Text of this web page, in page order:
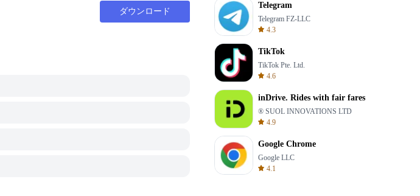
ダウンロード
Telegram
Telegram FZ-LLC
4.3
TikTok
TikTok Pte. Ltd.
4.6
inDrive. Rides with fair fares
® SUOL INNOVATIONS LTD
4.9
Google Chrome
Google LLC
4.1